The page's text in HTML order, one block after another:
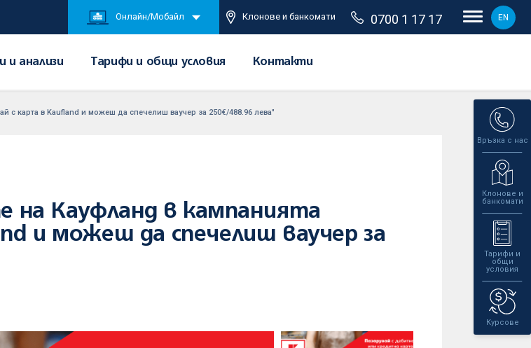
Онлайн/Мобайл Клонове и банкомати 0700 1 17 17 EN
и анализи Тарифи и общи условия Контакти
Връзка с нас
Клонове и
банкомати
Тарифи и
общи
условия
Курсове
с карта в Kaufland и можеш да спечелиш ваучер за 250€/488.96 лева"
на Кауфланд в кампанията
и можеш да спечелиш ваучер за